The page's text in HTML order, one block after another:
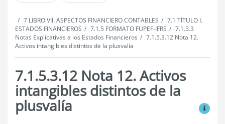
7 LIBRO VII. ASPECTOS FINANCIERO CONTABLES
7.1 TÍTULO I.
ESTADOS FINANCIEROS
7.1.5 FORMATO FUPEF-IFRS
7.1.5.3
Notas Explicativas a los Estados Financieros
7.1.5.3.12 Nota 12.
Activos intangibles distintos de la plusvalía
7.1.5.3.12 Nota 12. Activos
intangibles distintos de la
plusvalía Ver